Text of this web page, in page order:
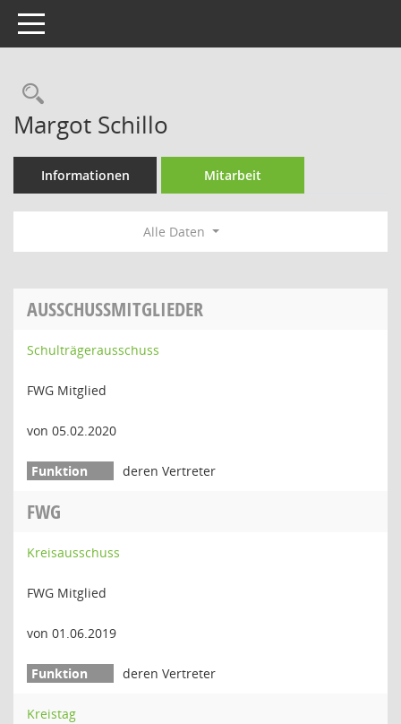
Toggle navigation
Rechercheauswahl
Margot Schillo
Informationen Mitarbeit
Alle Daten
AUSSCHUSSMITGLIEDER
Schulträgerausschuss
FWG Mitglied
von 05.02.2020
deren Vertreter
FWG
Kreisausschuss
FWG Mitglied
von 01.06.2019
deren Vertreter
Kreistag